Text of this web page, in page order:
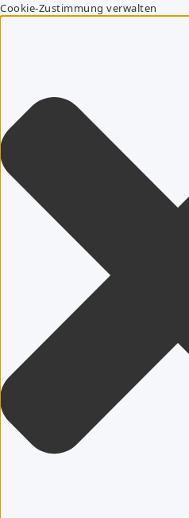
Cookie-Zustimmung verwalten